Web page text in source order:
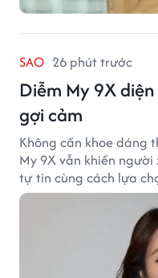
SAO 26 phút trước
Diễm My 9X
gợi cảm
Không cần khoe dáng
My 9X vẫn khiến
tự tin cùng cách lựa